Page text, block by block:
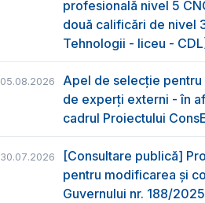
profesională nivel 5
două calificări de nivel
Tehnologii - liceu -
05.08.2026
Apel de selecție
de experți externi - în
cadrul Proiectului
30.07.2026
[Consultare publică]
pentru modificarea și
Guvernului nr. 188/